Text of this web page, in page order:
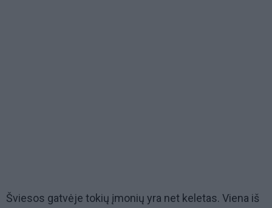
Šviesos gatvėje tokių įmonių yra net keletas. Viena iš